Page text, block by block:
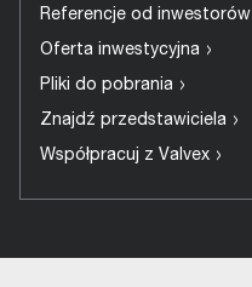
Referencje od inwestorów
Oferta inwestycyjna ›
Pliki do pobrania ›
Znajdź przedstawiciela ›
Współpracuj z Valvex ›